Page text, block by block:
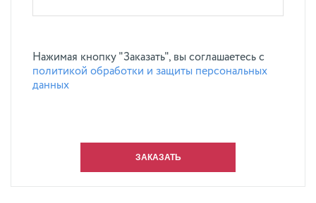
Нажимая кнопку "Заказать", вы соглашаетесь с
политикой обработки и защиты персональных
данных